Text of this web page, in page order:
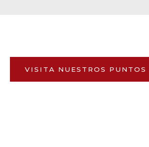
VISITA NUESTROS PUNTOS